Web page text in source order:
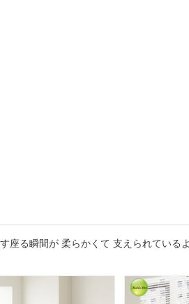
座る瞬間が 柔らかくて 支えられている